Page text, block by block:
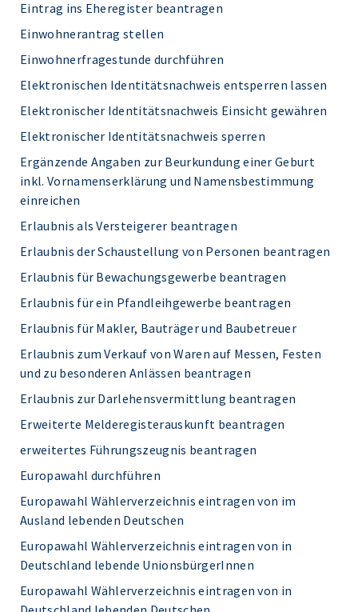
Eintrag ins Eheregister beantragen
Einwohnerantrag stellen
Einwohnerfragestunde durchführen
Elektronischen Identitätsnachweis entsperren lassen
Elektronischer Identitätsnachweis Einsicht gewähren
Elektronischer Identitätsnachweis sperren
Ergänzende Angaben zur Beurkundung einer Geburt
inkl. Vornamenserklärung und Namensbestimmung
einreichen
Erlaubnis als Versteigerer beantragen
Erlaubnis der Schaustellung von Personen beantragen
Erlaubnis für Bewachungsgewerbe beantragen
Erlaubnis für ein Pfandleihgewerbe beantragen
Erlaubnis für Makler, Bauträger und Baubetreuer
Erlaubnis zum Verkauf von Waren auf Messen, Festen
und zu besonderen Anlässen beantragen
Erlaubnis zur Darlehensvermittlung beantragen
Erweiterte Melderegisterauskunft beantragen
erweitertes Führungszeugnis beantragen
Europawahl durchführen
Europawahl Wählerverzeichnis eintragen von im
Ausland lebenden Deutschen
Europawahl Wählerverzeichnis eintragen von in
Deutschland lebende UnionsbürgerInnen
Europawahl Wählerverzeichnis eintragen von in